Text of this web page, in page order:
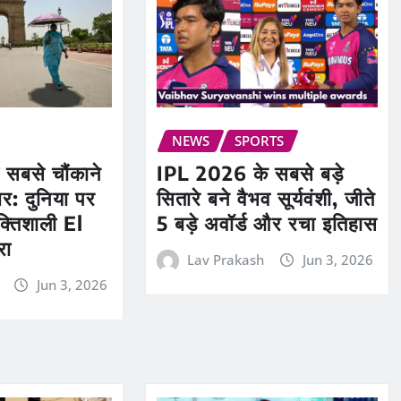
चौंकाने
दुनिया पर
El
Jun 3, 2026
NEWS SPORTS
IPL 2026 के सबसे बड़े
सितारे बने वैभव सूर्यवंशी, जीते
5 बड़े अवॉर्ड और रचा इतिहास
Lav Prakash Jun 3, 2026